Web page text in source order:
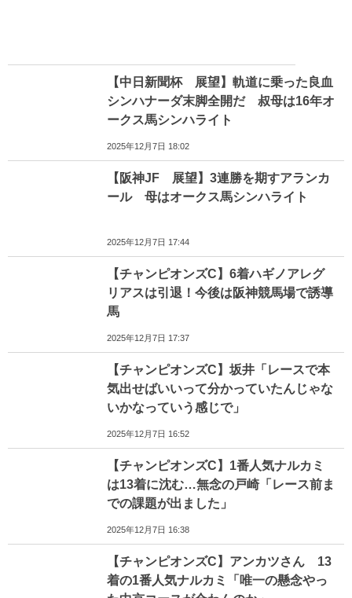
【中日新聞杯 展望】軌道に乗った良血
シンハナーダ末脚全開だ 叔母は16年オ
ークス馬シンハライト
2025年12月7日 18:02
【阪神JF 展望】3連勝を期すアランカ
ール 母はオークス馬シンハライト
2025年12月7日 17:44
【チャンピオンズC】6着ハギノアレグ
リアスは引退！今後は阪神競馬場で誘導
馬
2025年12月7日 17:37
【チャンピオンズC】坂井「レースで本
気出せばいいって分かっていたんじゃな
いかなっていう感じで」
2025年12月7日 16:52
【チャンピオンズC】1番人気ナルカミ
は13着に沈む…無念の戸崎「レース前ま
での課題が出ました」
2025年12月7日 16:38
【チャンピオンズC】アンカツさん 13
着の1番人気ナルカミ「唯一の懸念やっ